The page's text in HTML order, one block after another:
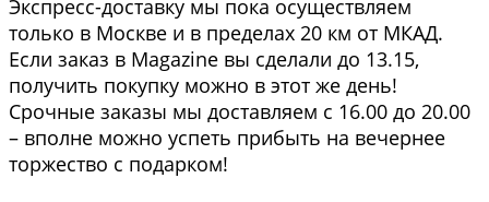
Экспресс-доставку мы пока осуществляем
только в Москве и в пределах 20 км от МКАД.
Если заказ в Magazine вы сделали до 13.15,
получить покупку можно в этот же день!
Срочные заказы мы доставляем с 16.00 до 20.00
– вполне можно успеть прибыть на вечернее
торжество с подарком!